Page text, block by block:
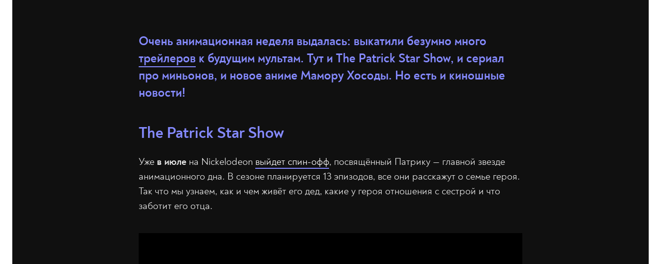
Очень анимационная неделя выдалась: выкатили безумно много
трейлеров к будущим мультам. Тут и The Patrick Star Show, и сериал
про миньонов, и новое аниме Мамору Хосоды. Но есть и киношные
новости!
The Patrick Star Show
Уже в июле на Nickelodeon выйдет спин-офф, посвящённый Патрику — главной звезде
анимационного дна. В сезоне планируется 13 эпизодов, все они расскажут о семье героя.
Так что мы узнаем, как и чем живёт его дед, какие у героя отношения с сестрой и что
заботит его отца.